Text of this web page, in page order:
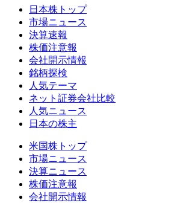
日本株トップ
市場ニュース
決算速報
株価注意報
会社開示情報
銘柄探検
人気テーマ
ネット証券会社比較
人気ニュース
日本の株主
米国株トップ
市場ニュース
決算ニュース
株価注意報
会社開示情報